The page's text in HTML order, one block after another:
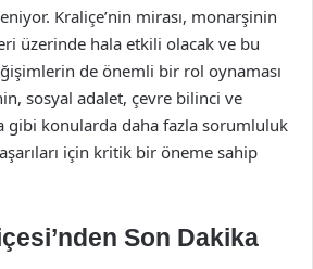
Kraliçe’nin mirası, monarşinin
üzerinde hala etkili olacak ve bu
de önemli bir rol oynaması
sosyal adalet, çevre bilinci ve
gibi konularda daha fazla sorumluluk
için kritik bir öneme sahip
Son Dakika